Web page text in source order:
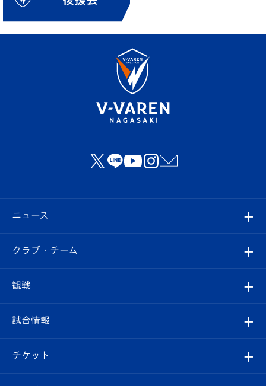
ニュース
すべて
クラブ
試合情報
クラブ・チーム
クラブ概要
エンブレム紹介
観戦
観戦ルール
はじめての観戦ガイド
試合情報
試合日程/結果
チケット